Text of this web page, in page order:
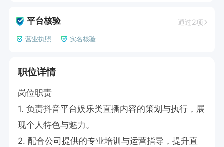
平台核验 通过2项
营业执照 实名核验
职位详情
岗位职责
1. 负责抖音平台娱乐类直播内容的策划与执行，展
现个人特色与魅力。
2. 配合公司提供的专业培训与运营指导，提升直